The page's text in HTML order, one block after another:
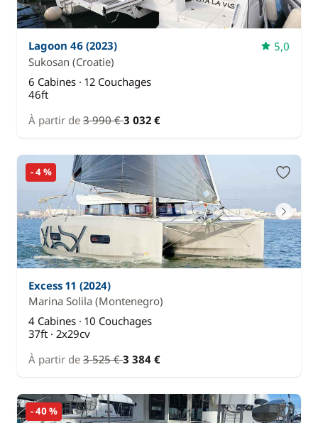
Lagoon 46 (2023)
5,0
Sukosan (Croatie)
6 Cabines · 12 Couchages
46ft
À partir de 3 990 €3 032 €
- 4 %
Excess 11 (2024)
Marina Solila (Montenegro)
4 Cabines · 10 Couchages
37ft · 2x29cv
À partir de 3 525 €3 384 €
- 40 %